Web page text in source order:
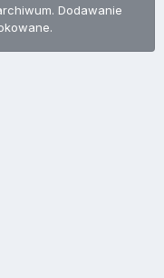
Dodawanie